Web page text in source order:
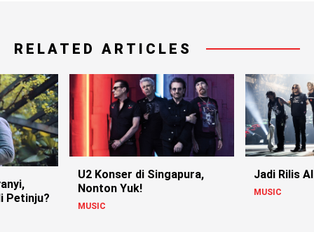
RELATED ARTICLES
Petinju?
U2 Konser di Singapura,
Nonton Yuk!
MUSIC
Jadi Rilis
MUSIC